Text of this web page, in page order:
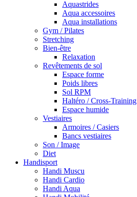
Aquastrides
Aqua accessoires
Aqua installations
Gym / Pilates
Stretching
Bien-être
Relaxation
Revêtements de sol
Espace forme
Poids libres
Sol RPM
Haltéro / Cross-Training
Espace humide
Vestiaires
Armoires / Casiers
Bancs vestiaires
Son / Image
Diet
Handisport
Handi Muscu
Handi Cardio
Handi Aqua